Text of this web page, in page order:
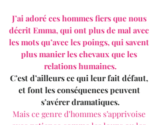
J’ai adoré ces hommes fiers que nous
décrit Emma, qui ont plus de mal avec
les mots qu’avec les poings, qui savent
plus manier les chevaux que les
relations humaines.
C’est d’ailleurs ce qui leur fait défaut,
et font les conséquences peuvent
s’avérer dramatiques.
Mais ce genre d’hommes s’apprivoise